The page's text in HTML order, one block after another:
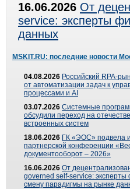
16.06.2026 От
service: эксперты
данных
MSKIT.RU: последние новости
04.08.2026 Российский RPA-
от автоматизации задач к
процессами и AI
03.07.2026 Системные
обсудили переход на
встроенных систем
18.06.2026 ГК «ЭОС» подвела
партнерской конференции
документооборот – 2026»
16.06.2026 От
governed self-service: эксперты
смену парадигмы на рынке